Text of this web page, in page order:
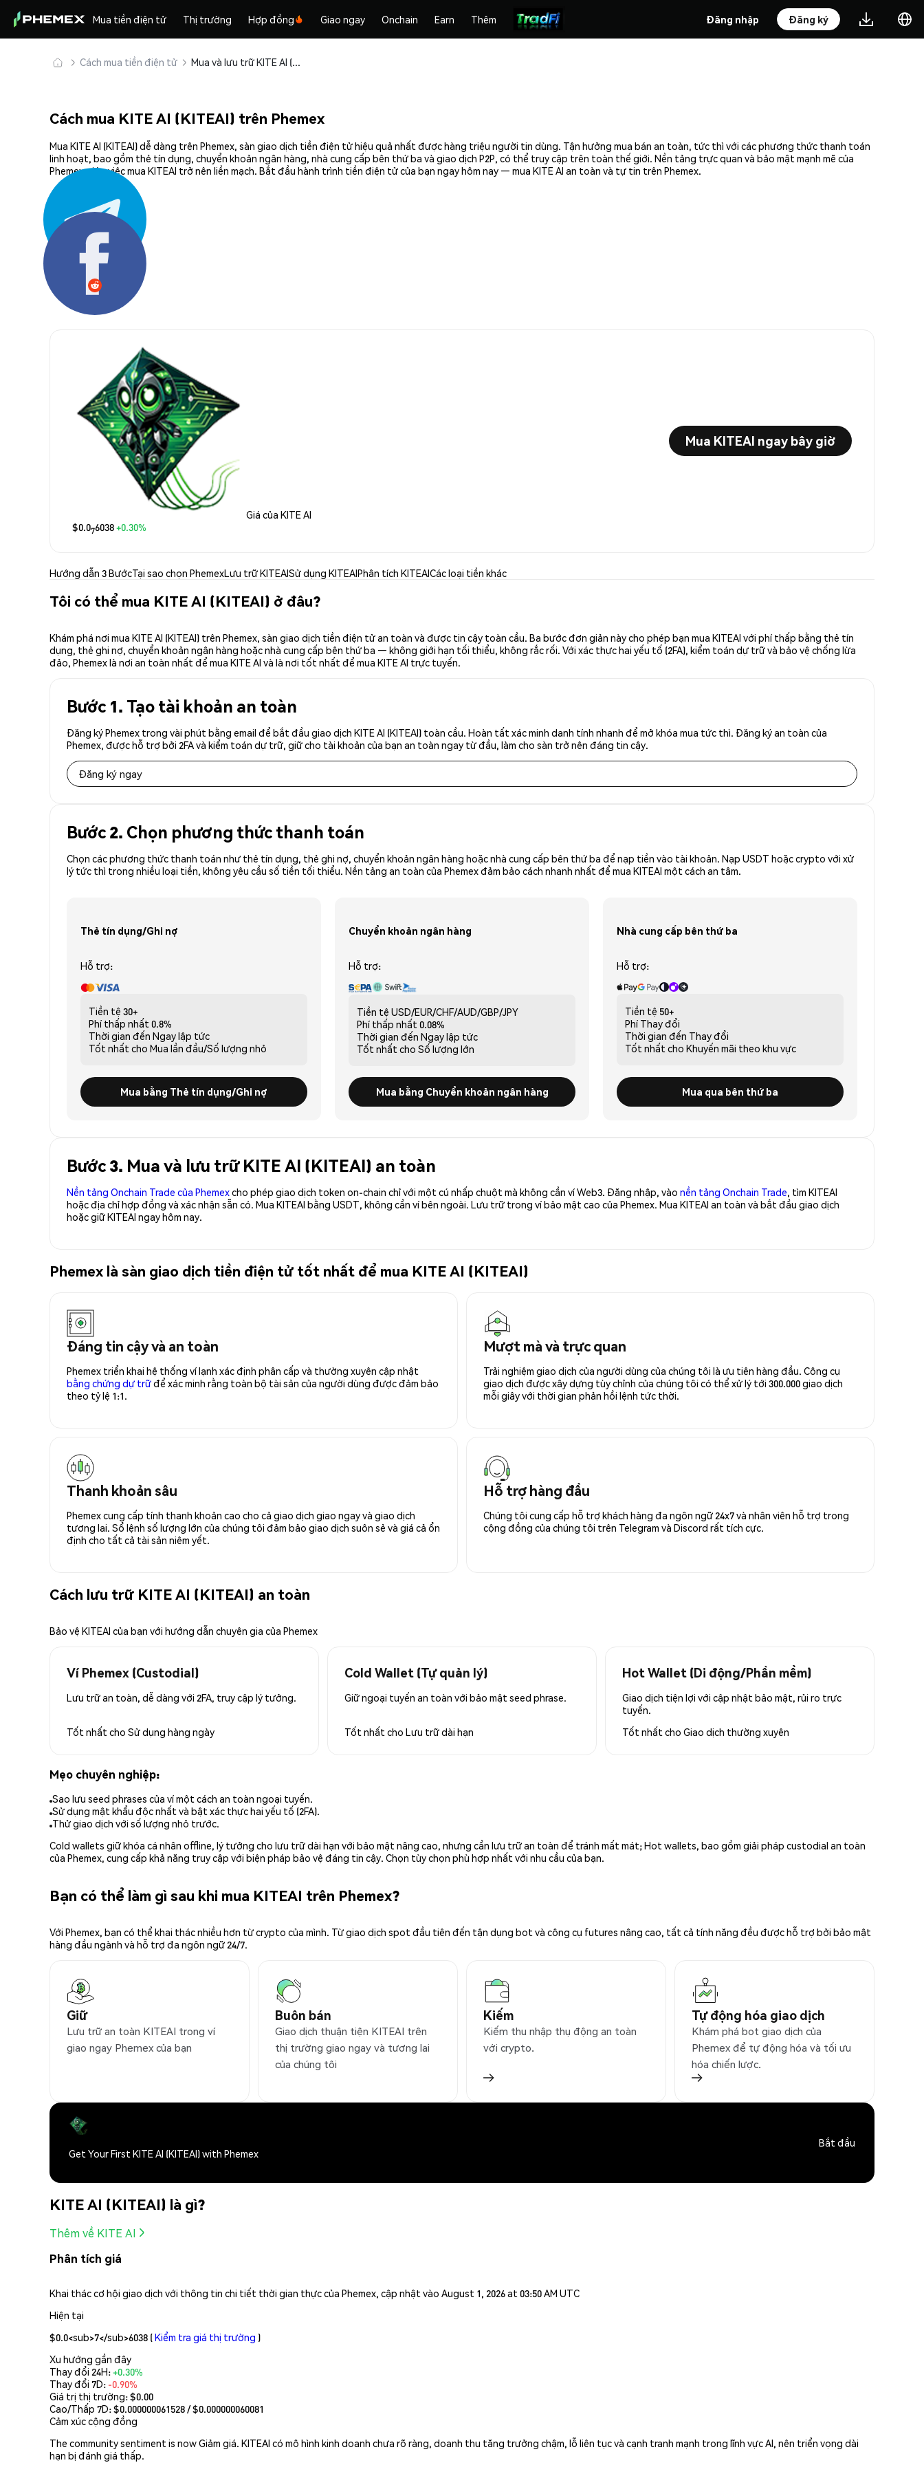
Mua tiền điện tử Thị trường Hợp đồng Giao ngay Onchain Earn Thêm Đăng nhập Đăng ký
Cách mua tiền điện tử Mua và lưu trữ KITE AI (KITEAI) an toàn
Cách mua KITE AI (KITEAI) trên Phemex
Mua KITE AI (KITEAI) dễ dàng trên Phemex, sàn giao dịch tiền điện tử hiệu quả nhất được hàng triệu người tin dùng. Tận hưởng mua bán an toàn, tức thì với các phương thức thanh toán
linh hoạt, bao gồm thẻ tín dụng, chuyển khoản ngân hàng, nhà cung cấp bên thứ ba và giao dịch P2P, có thể truy cập trên toàn thế giới. Nền tảng trực quan và bảo mật mạnh mẽ của
Phemex giúp việc mua KITEAI trở nên liền mạch. Bắt đầu hành trình tiền điện tử của bạn ngay hôm nay — mua KITE AI an toàn và tự tin trên Phemex.
Chia sẻ:
Giá của KITE AI
$0.076038+0.30%
Mua KITEAI ngay bây giờ
Hướng dẫn 3 BướcTại sao chọn PhemexLưu trữ KITEAISử dụng KITEAIPhân tích KITEAICác loại tiền khác
Tôi có thể mua KITE AI (KITEAI) ở đâu?
Khám phá nơi mua KITE AI (KITEAI) trên Phemex, sàn giao dịch tiền điện tử an toàn và được tin cậy toàn cầu. Ba bước đơn giản này cho phép bạn mua KITEAI với phí thấp bằng thẻ tín
dụng, thẻ ghi nợ, chuyển khoản ngân hàng hoặc nhà cung cấp bên thứ ba — không giới hạn tối thiểu, không rắc rối. Với xác thực hai yếu tố (2FA), kiểm toán dự trữ và bảo vệ chống lừa
đảo, Phemex là nơi an toàn nhất để mua KITE AI và là nơi tốt nhất để mua KITE AI trực tuyến.
Bước 1. Tạo tài khoản an toàn
Đăng ký Phemex trong vài phút bằng email để bắt đầu giao dịch KITE AI (KITEAI) toàn cầu. Hoàn tất xác minh danh tính nhanh để mở khóa mua tức thì. Đăng ký an toàn của
Phemex, được hỗ trợ bởi 2FA và kiểm toán dự trữ, giữ cho tài khoản của bạn an toàn ngay từ đầu, làm cho sàn trở nên đáng tin cậy.
Đăng ký ngay
Bước 2. Chọn phương thức thanh toán
Chọn các phương thức thanh toán như thẻ tín dụng, thẻ ghi nợ, chuyển khoản ngân hàng hoặc nhà cung cấp bên thứ ba để nạp tiền vào tài khoản. Nạp USDT hoặc crypto với xử
lý tức thì trong nhiều loại tiền, không yêu cầu số tiền tối thiểu. Nền tảng an toàn của Phemex đảm bảo cách nhanh nhất để mua KITEAI một cách an tâm.
Thẻ tín dụng/Ghi nợ
Hỗ trợ:
Tiền tệ 30+
Phí thấp nhất 0.8%
Thời gian đến Ngay lập tức
Tốt nhất cho Mua lần đầu/Số lượng nhỏ
Mua bằng Thẻ tín dụng/Ghi nợ
Chuyển khoản ngân hàng
Hỗ trợ:
Tiền tệ USD/EUR/CHF/AUD/GBP/JPY
Phí thấp nhất 0.08%
Thời gian đến Ngay lập tức
Tốt nhất cho Số lượng lớn
Mua bằng Chuyển khoản ngân hàng
Nhà cung cấp bên thứ ba
Hỗ trợ:
Tiền tệ 50+
Phí Thay đổi
Thời gian đến Thay đổi
Tốt nhất cho Khuyến mãi theo khu vực
Mua qua bên thứ ba
Bước 3. Mua và lưu trữ KITE AI (KITEAI) an toàn
Nền tảng Onchain Trade của Phemexcho phép giao dịch token on-chain chỉ với một cú nhấp chuột mà không cần ví Web3. Đăng nhập, vào nền tảng Onchain Trade, tìm KITEAI
hoặc địa chỉ hợp đồng và xác nhận sẵn có. Mua KITEAI bằng USDT, không cần ví bên ngoài. Lưu trữ trong ví bảo mật cao của Phemex. Mua KITEAI an toàn và bắt đầu giao dịch
hoặc giữ KITEAI ngay hôm nay.
Phemex là sàn giao dịch tiền điện tử tốt nhất để mua KITE AI (KITEAI)
Đáng tin cậy và an toàn
Phemex triển khai hệ thống ví lạnh xác định phân cấp và thường xuyên cập nhật
bằng chứng dự trữđể xác minh rằng toàn bộ tài sản của người dùng được đảm bảo
theo tỷ lệ 1:1.
Mượt mà và trực quan
Trải nghiệm giao dịch của người dùng của chúng tôi là ưu tiên hàng đầu. Công cụ
giao dịch được xây dựng tùy chỉnh của chúng tôi có thể xử lý tới 300.000 giao dịch
mỗi giây với thời gian phản hồi lệnh tức thời.
Thanh khoản sâu
Phemex cung cấp tính thanh khoản cao cho cả giao dịch giao ngay và giao dịch
tương lai. Sổ lệnh số lượng lớn của chúng tôi đảm bảo giao dịch suôn sẻ và giá cả ổn
định cho tất cả tài sản niêm yết.
Hỗ trợ hàng đầu
Chúng tôi cung cấp hỗ trợ khách hàng đa ngôn ngữ 24x7 và nhân viên hỗ trợ trong
cộng đồng của chúng tôi trên Telegram và Discord rất tích cực.
Cách lưu trữ KITE AI (KITEAI) an toàn
Bảo vệ KITEAI của bạn với hướng dẫn chuyên gia của Phemex
Ví Phemex (Custodial)
Lưu trữ an toàn, dễ dàng với 2FA, truy cập lý tưởng.
Tốt nhất cho Sử dụng hàng ngày
Cold Wallet (Tự quản lý)
Giữ ngoại tuyến an toàn với bảo mật seed phrase.
Tốt nhất cho Lưu trữ dài hạn
Hot Wallet (Di động/Phần mềm)
Giao dịch tiện lợi với cập nhật bảo mật, rủi ro trực
tuyến.
Tốt nhất cho Giao dịch thường xuyên
Mẹo chuyên nghiệp:
Sao lưu seed phrases của ví một cách an toàn ngoại tuyến.
Sử dụng mật khẩu độc nhất và bật xác thực hai yếu tố (2FA).
Thử giao dịch với số lượng nhỏ trước.
Cold wallets giữ khóa cá nhân offline, lý tưởng cho lưu trữ dài hạn với bảo mật nâng cao, nhưng cần lưu trữ an toàn để tránh mất mát; Hot wallets, bao gồm giải pháp custodial an toàn
của Phemex, cung cấp khả năng truy cập với biện pháp bảo vệ đáng tin cậy. Chọn tùy chọn phù hợp nhất với nhu cầu của bạn.
Bạn có thể làm gì sau khi mua KITEAI trên Phemex?
Với Phemex, bạn có thể khai thác nhiều hơn từ crypto của mình. Từ giao dịch spot đầu tiên đến tận dụng bot và công cụ futures nâng cao, tất cả tính năng đều được hỗ trợ bởi bảo mật
hàng đầu ngành và hỗ trợ đa ngôn ngữ 24/7.
Giữ
Lưu trữ an toàn KITEAI trong ví
giao ngay Phemex của bạn
Buôn bán
Giao dịch thuận tiện KITEAI trên
thị trường giao ngay và tương lai
của chúng tôi
Kiếm
Kiếm thu nhập thụ động an toàn
với crypto.
Tự động hóa giao dịch
Khám phá bot giao dịch của
Phemex để tự động hóa và tối ưu
hóa chiến lược.
Get Your First KITE AI (KITEAI) with Phemex
Bắt đầu
KITE AI (KITEAI) là gì?
Thêm về KITE AI
Phân tích giá
Khai thác cơ hội giao dịch với thông tin chi tiết thời gian thực của Phemex, cập nhật vào August 1, 2026 at 03:50 AM UTC
Hiện tại
$0.0<sub>7</sub>6038 (Kiểm tra giá thị trường )
Xu hướng gần đây
Thay đổi 24H:+0.30%
Thay đổi 7D: -0.90%
Giá trị thị trường:$0.00
Cao/Thấp 7D: $0.000000061528 / $0.000000060081
Cảm xúc cộng đồng
The community sentiment is now Giảm giá. KITEAI có mô hình kinh doanh chưa rõ ràng, doanh thu tăng trưởng chậm, lỗ liên tục và cạnh tranh mạnh trong lĩnh vực AI, nên triển vọng dài
hạn bị đánh giá thấp.